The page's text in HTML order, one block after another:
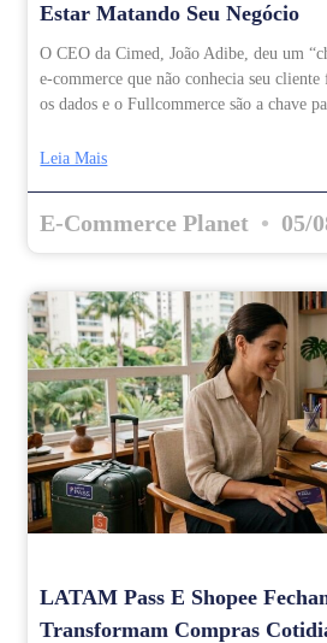
Estar Matando Seu Negócio
O CEO da Cimed, João Adibe, deu um
e-commerce que não conhecia seu
os dados e o Fullcommerce são a chave
Leia Mais
E-Commerce Planet 05/
LATAM Pass E Shopee
Transformam Compras